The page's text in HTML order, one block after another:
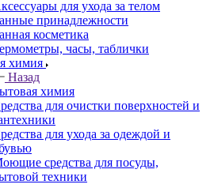
для ухода за телом
принадлежности
косметика
часы, таблички
химия
Назад
химия
для очистки поверхностей и
для ухода за одеждой и
средства для посуды,
техники